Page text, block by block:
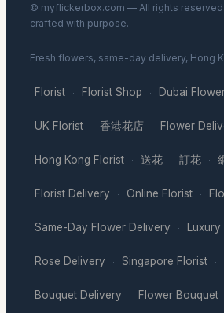
© myflickerbox.com — All rights
crafted with purpose.
Fresh flowers, same-day delivery, Hong
Florist · Florist Shop · Dubai
UK Florist · 香港花店 · Flower
Hong Kong Florist · 送花 · 訂花 ·
Florist Delivery · Online Florist ·
Same-Day Flower Delivery · Luxury
Rose Delivery · Singapore Florist ·
Bouquet Delivery · Flower Bouquet